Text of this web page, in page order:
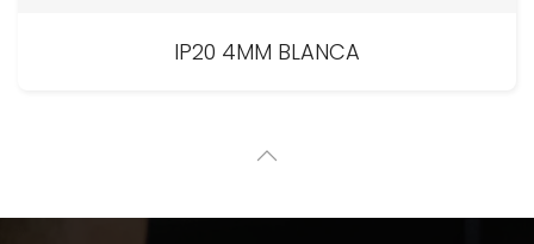
IP20 4MM BLANCA